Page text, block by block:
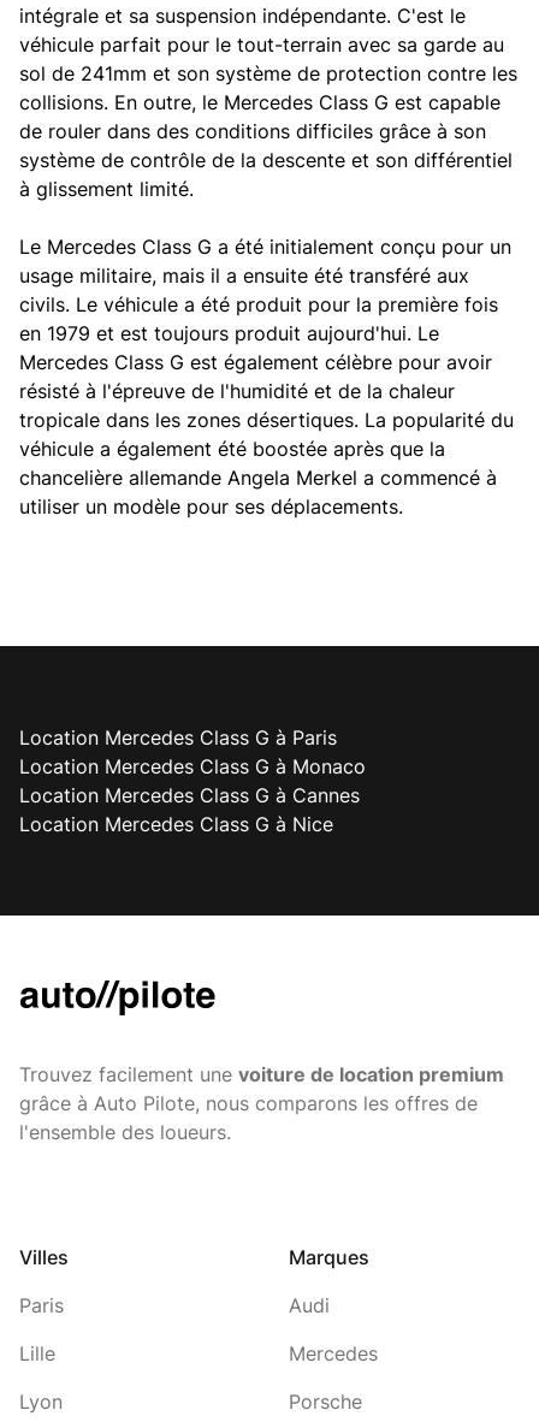
intégrale et sa suspension indépendante. C'est le
véhicule parfait pour le tout-terrain avec sa garde au
sol de 241mm et son système de protection contre les
collisions. En outre, le Mercedes Class G est capable
de rouler dans des conditions difficiles grâce à son
système de contrôle de la descente et son différentiel
à glissement limité.
Le Mercedes Class G a été initialement conçu pour un
usage militaire, mais il a ensuite été transféré aux
civils. Le véhicule a été produit pour la première fois
en 1979 et est toujours produit aujourd'hui. Le
Mercedes Class G est également célèbre pour avoir
résisté à l'épreuve de l'humidité et de la chaleur
tropicale dans les zones désertiques. La popularité du
véhicule a également été boostée après que la
chancelière allemande Angela Merkel a commencé à
utiliser un modèle pour ses déplacements.
Location Mercedes Class G à Paris
Location Mercedes Class G à Monaco
Location Mercedes Class G à Cannes
Location Mercedes Class G à Nice
Trouvez facilement une voiture de location premium
grâce à Auto Pilote, nous comparons les offres de
l'ensemble des loueurs.
Villes
Paris
Lille
Lyon
Marques
Audi
Mercedes
Porsche